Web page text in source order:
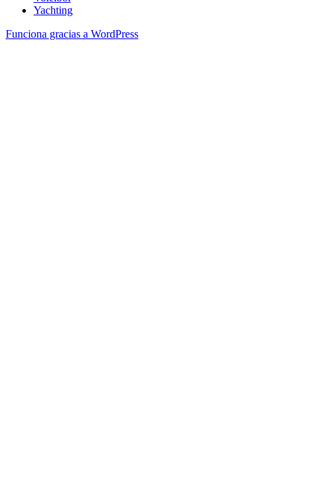
Yachting
Funciona gracias a WordPress